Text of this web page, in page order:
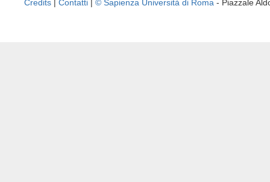
Credits | Contatti | © Sapienza Università di Roma - Piazzale